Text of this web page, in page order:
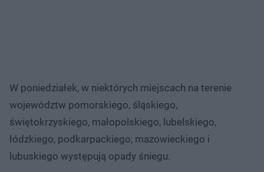
W poniedziałek, w niektórych miejscach na terenie
województw pomorskiego, śląskiego,
świętokrzyskiego, małopolskiego, lubelskiego,
łódzkiego, podkarpackiego, mazowieckiego i
lubuskiego występują opady śniegu.